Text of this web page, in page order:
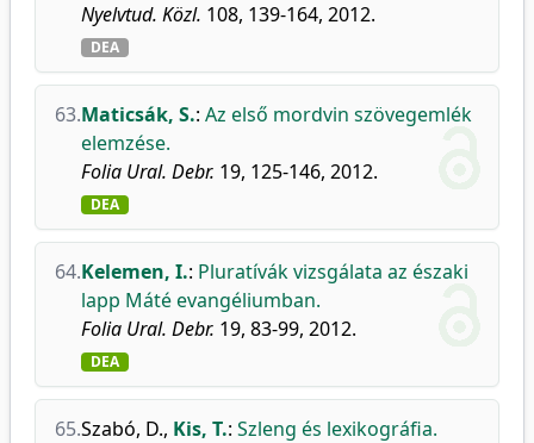
Nyelvtud. Közl. 108, 139-164, 2012.
DEA
63.Maticsák, S.: Az első mordvin szövegemlék
elemzése.
Folia Ural. Debr. 19, 125-146, 2012.
DEA
64.Kelemen, I.: Pluratívák vizsgálata az északi
lapp Máté evangéliumban.
Folia Ural. Debr. 19, 83-99, 2012.
DEA
65.Szabó, D., Kis, T.: Szleng és lexikográfia.